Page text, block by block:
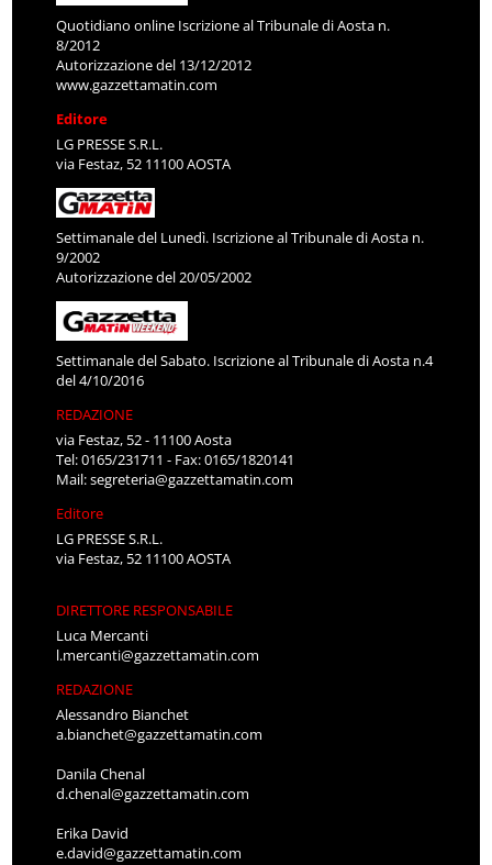
Quotidiano online Iscrizione al Tribunale di Aosta n.
8/2012
Autorizzazione del 13/12/2012
www.gazzettamatin.com
Editore
LG PRESSE S.R.L.
via Festaz, 52 11100 AOSTA
Settimanale del Lunedì. Iscrizione al Tribunale di Aosta n.
9/2002
Autorizzazione del 20/05/2002
Settimanale del Sabato. Iscrizione al Tribunale di Aosta n.4
del 4/10/2016
REDAZIONE
via Festaz, 52 - 11100 Aosta
Tel: 0165/231711 - Fax: 0165/1820141
Mail:segreteria@gazzettamatin.com
Editore
LG PRESSE S.R.L.
via Festaz, 52 11100 AOSTA
DIRETTORE RESPONSABILE
Luca Mercanti
l.mercanti@gazzettamatin.com
REDAZIONE
Alessandro Bianchet
a.bianchet@gazzettamatin.com
Danila Chenal
d.chenal@gazzettamatin.com
Erika David
e.david@gazzettamatin.com